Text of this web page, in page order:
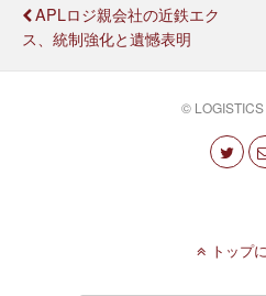
APLロジ親会社の近鉄エク
ス、統制強化と遺憾表明
©
トップ